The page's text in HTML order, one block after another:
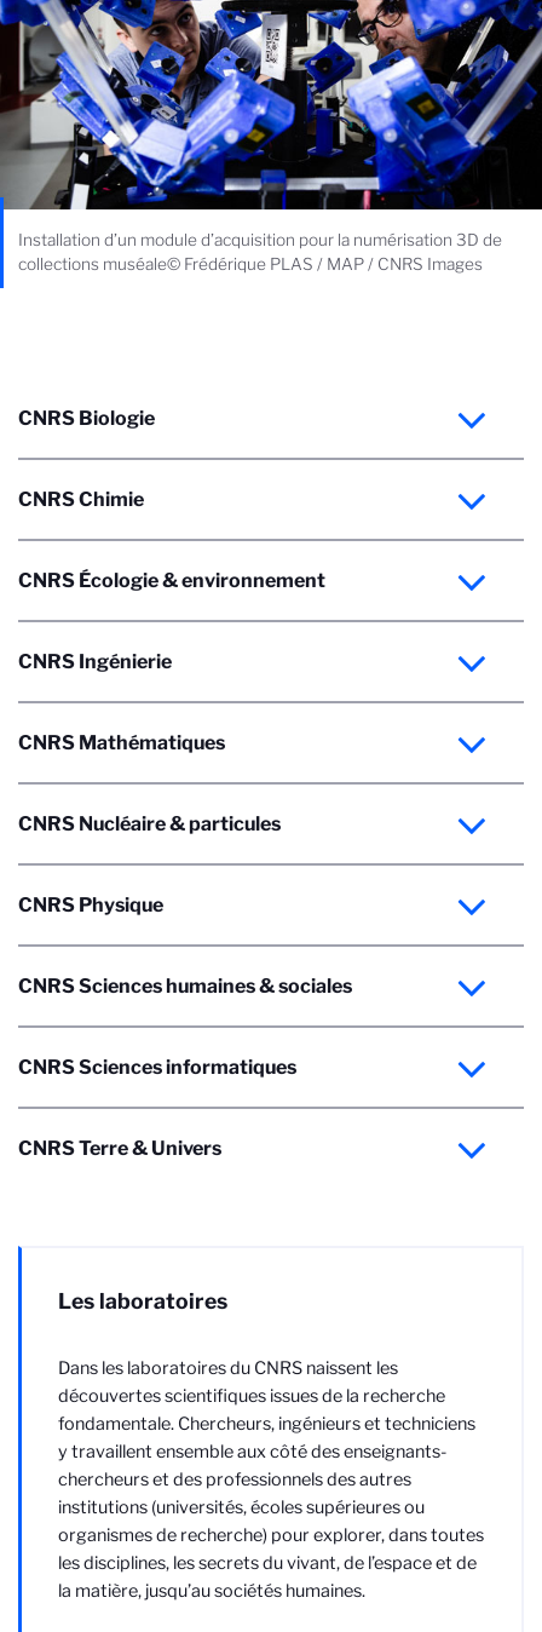
Installation d’un module d’acquisition pour la numérisation 3D de
collections muséale© Frédérique PLAS / MAP / CNRS Images
CNRS Biologie
CNRS Chimie
CNRS Écologie & environnement
CNRS Ingénierie
CNRS Mathématiques
CNRS Nucléaire & particules
CNRS Physique
CNRS Sciences humaines & sociales
CNRS Sciences informatiques
CNRS Terre & Univers
Les laboratoires
Dans les laboratoires du CNRS naissent les
découvertes scientifiques issues de la recherche
fondamentale. Chercheurs, ingénieurs et techniciens
y travaillent ensemble aux côté des enseignants-
chercheurs et des professionnels des autres
institutions (universités, écoles supérieures ou
organismes de recherche) pour explorer, dans toutes
les disciplines, les secrets du vivant, de l’espace et de
la matière, jusqu’au sociétés humaines.